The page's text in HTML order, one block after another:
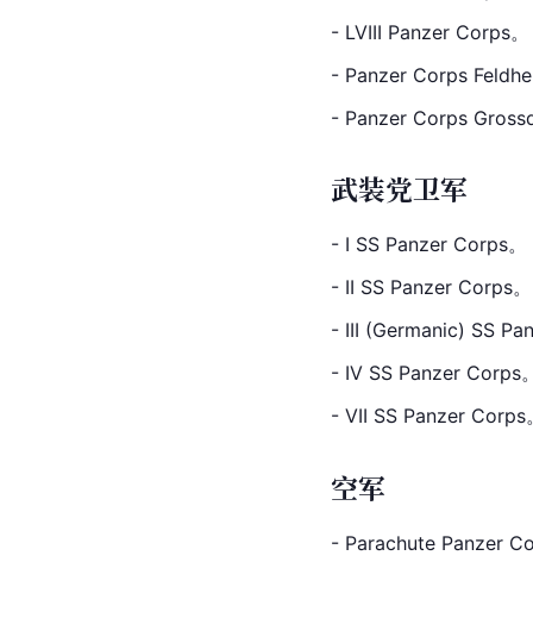
- LVIII Panzer Corps。
- Panzer Corps
- Panzer Corps
武装党卫军
- I SS Panzer Corps。
- II SS Panzer Corps。
- III (Germanic) SS
- IV SS Panzer Corps
- VII SS Panzer Corps
空军
- Parachute Panzer